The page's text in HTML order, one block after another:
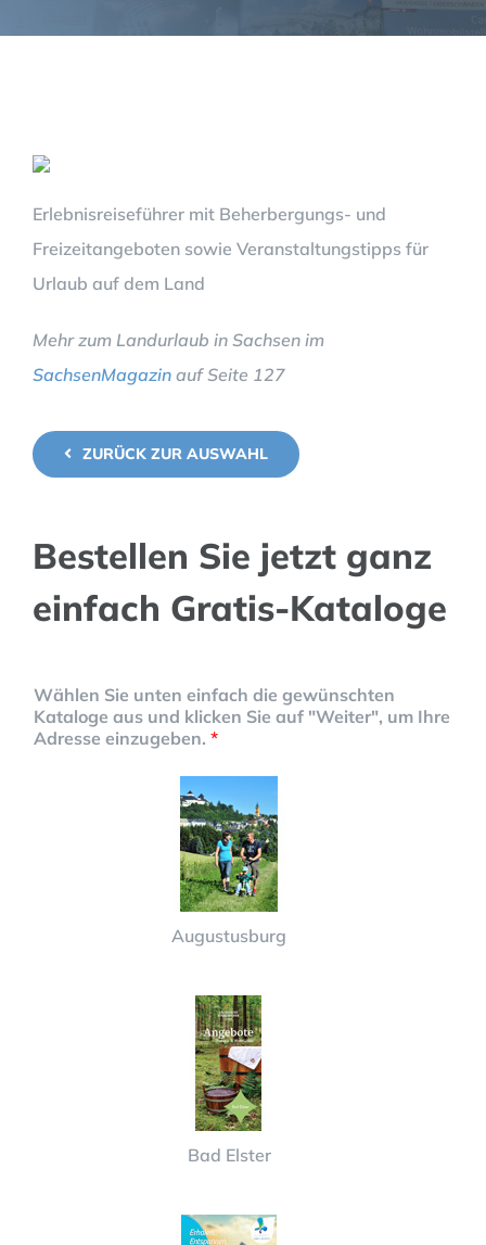
Erlebnisreiseführer mit Beherbergungs- und
Freizeitangeboten sowie Veranstaltungstipps für
Urlaub auf dem Land
Mehr zum Landurlaub in Sachsen im
SachsenMagazin auf Seite 127
ZURÜCK ZUR AUSWAHL
Bestellen Sie jetzt ganz
einfach Gratis-Kataloge
Wählen Sie unten einfach die gewünschten
Kataloge aus und klicken Sie auf "Weiter", um Ihre
Adresse einzugeben. *
Augustusburg
Bad Elster